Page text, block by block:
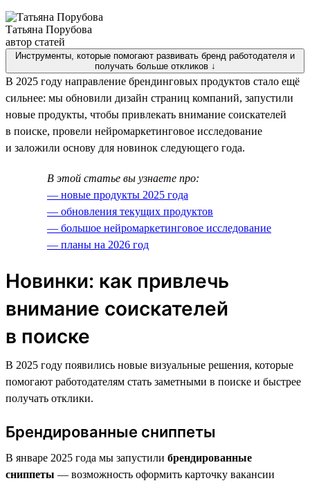
Татьяна Порубова
автор статей
Инструменты, которые помогают развивать бренд работодателя и
получать больше откликов ↓
В 2025 году направление брендинговых продуктов стало ещё
сильнее: мы обновили дизайн страниц компаний, запустили
новые продукты, чтобы привлекать внимание соискателей
в поиске, провели нейромаркетинговое исследование
и заложили основу для новинок следующего года.
В этой статье вы узнаете про:
— новые продукты 2025 года
— обновления текущих продуктов
— большое нейромаркетинговое исследование
— планы на 2026 год
Новинки: как привлечь
внимание соискателей
в поиске
В 2025 году появились новые визуальные решения, которые
помогают работодателям стать заметными в поиске и быстрее
получать отклики.
Брендированные сниппеты
В январе 2025 года мы запустили брендированные
сниппеты — возможность оформить карточку вакансии